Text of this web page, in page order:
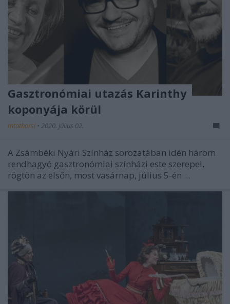
Gasztronómiai utazás Karinthy
koponyája körül
mtothorsi • 2020. július 02.
A Zsámbéki Nyári Színház sorozatában idén három
rendhagyó gasztronómiai színházi este szerepel,
rögtön az elsőn, most vasárnap, július 5-én ...